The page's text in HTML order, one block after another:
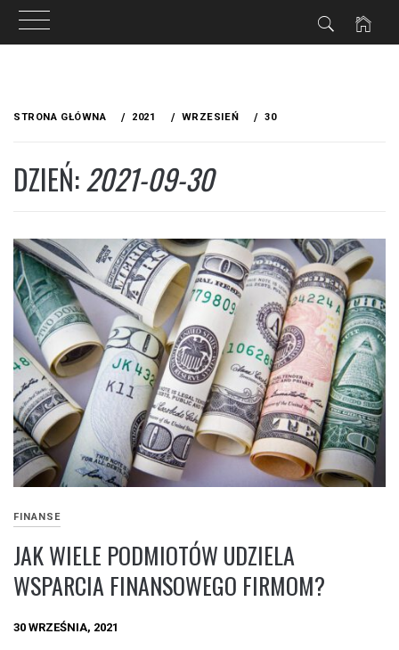
STRONA GŁÓWNA 2021 WRZESIEŃ 30
DZIEŃ:2021-09-30
FINANSE
JAK WIELE PODMIOTÓW UDZIELA
WSPARCIA FINANSOWEGO FIRMOM?
30 WRZEŚNIA, 2021